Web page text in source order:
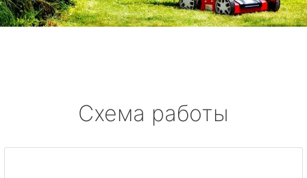
Схема работы